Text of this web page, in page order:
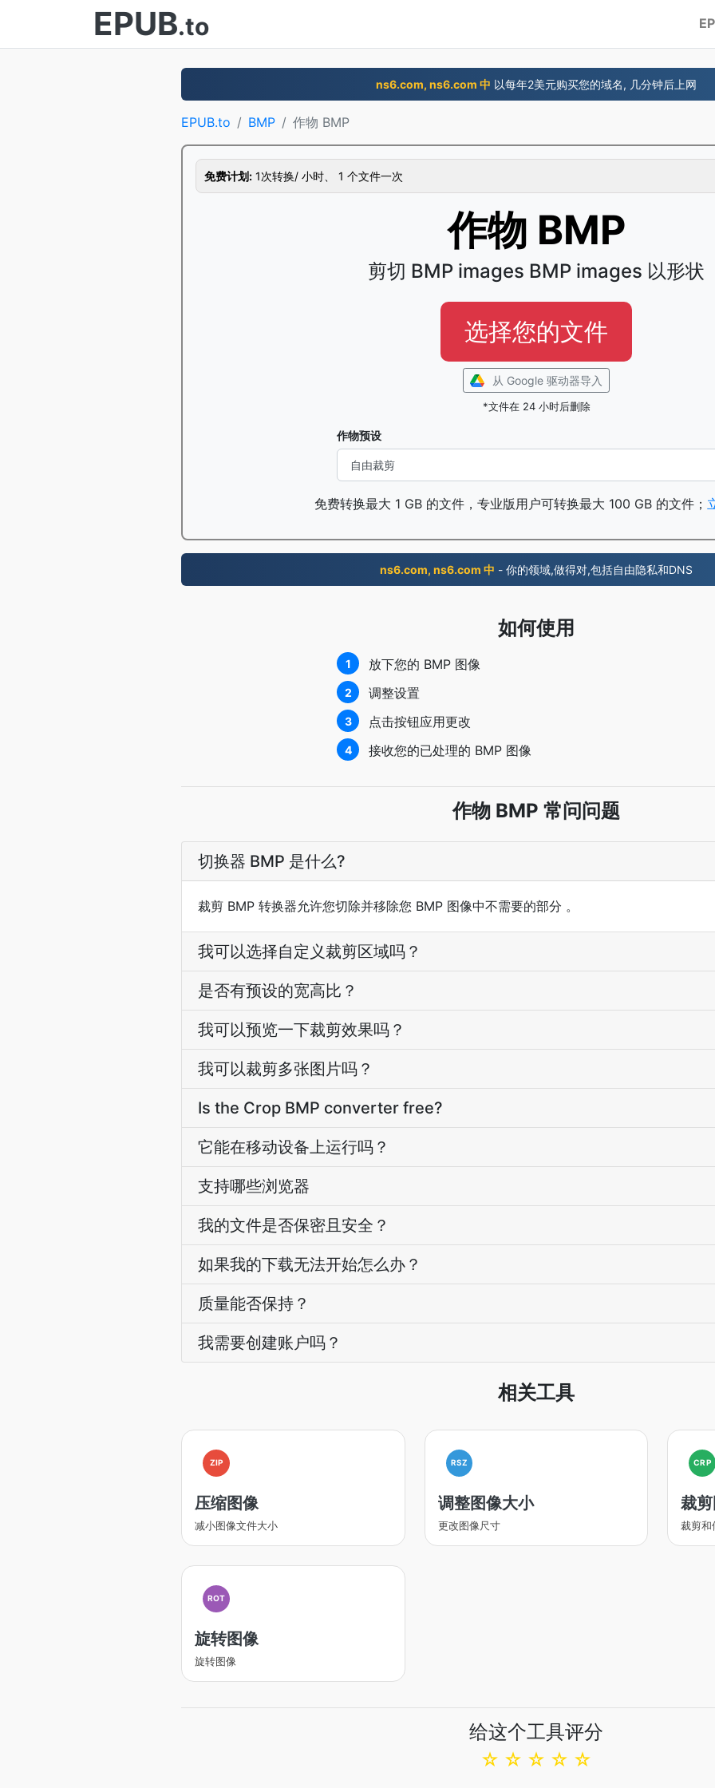
EPUB.to
ns6.com, ns6.com 中 以每年2美元购买您的域名, 几分钟后上网
EPUB.to BMP 作物 BMP
免费计划: 1次转换/ 小时、 1 个文件一次
作物 BMP
剪切 BMP images BMP images 以形状
选择您的文件
从 Google 驱动器导入
*文件在 24 小时后删除
作物预设
免费转换最大 1 GB 的文件，专业版用户可转换最大 100 GB 的文件；
ns6.com, ns6.com 中 - 你的领域,做得对,包括自由隐私和DNS
如何使用
1 放下您的 BMP 图像
2 调整设置
3 点击按钮应用更改
4 接收您的已处理的 BMP 图像
作物 BMP 常问问题
切换器 BMP 是什么?
裁剪 BMP 转换器允许您切除并移除您 BMP 图像中不需要的部分 。
我可以选择自定义裁剪区域吗？
是否有预设的宽高比？
我可以预览一下裁剪效果吗？
我可以裁剪多张图片吗？
Is the Crop BMP converter free?
它能在移动设备上运行吗？
支持哪些浏览器
我的文件是否保密且安全？
如果我的下载无法开始怎么办？
质量能否保持？
我需要创建账户吗？
相关工具
ZIP
压缩图像
减小图像文件大小
RSZ
调整图像大小
更改图像尺寸
CRP
裁
裁剪和
ROT
旋转图像
旋转图像
给这个工具评分
☆
☆
☆
☆
☆